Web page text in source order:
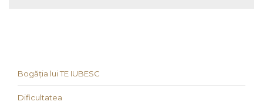
Bogăția lui TE IUBESC
Dificultatea